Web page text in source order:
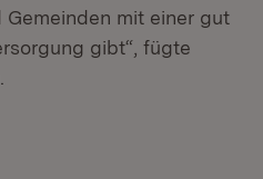
mit einer gut
gibt“, fügte